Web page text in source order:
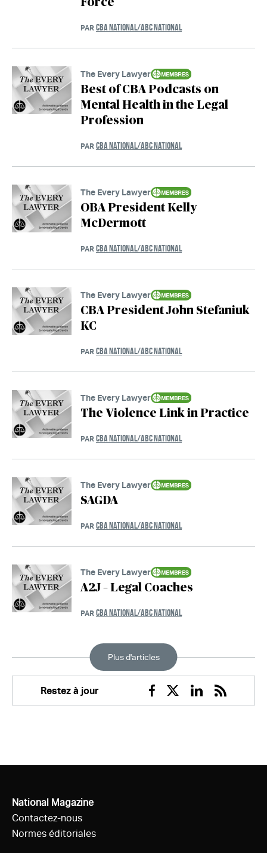
Force
PAR CBA NATIONAL/ABC NATIONAL
The Every Lawyer
Best of CBA Podcasts on
Mental Health in the Legal
Profession
PAR CBA NATIONAL/ABC NATIONAL
The Every Lawyer
OBA President Kelly
McDermott
PAR CBA NATIONAL/ABC NATIONAL
The Every Lawyer
CBA President John Stefaniuk
KC
PAR CBA NATIONAL/ABC NATIONAL
The Every Lawyer
The Violence Link in Practice
PAR CBA NATIONAL/ABC NATIONAL
The Every Lawyer
SAGDA
PAR CBA NATIONAL/ABC NATIONAL
The Every Lawyer
A2J – Legal Coaches
PAR CBA NATIONAL/ABC NATIONAL
Plus d'articles
Restez à jour
Facebook
TwitterLinkedin
RSS
National Magazine
Contactez-nous
Normes éditoriales